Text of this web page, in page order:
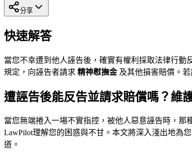
分享
快速解答
當您不幸遭到他人誣告後，確實有權利採取法律行
規定，向誣告者請求 精神慰撫金及其他損害賠償。
遭誣告後能反告並請求賠償嗎？維
當您無端捲入一場不實指控，被他人惡意誣告時，那
LawPilot理解您的困惑與不甘。本文將深入淺出地為
道。